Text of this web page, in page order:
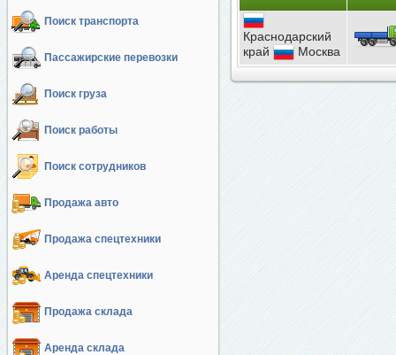
Поиск транспорта
Пассажирские перевозки
Поиск груза
Поиск работы
Поиск сотрудников
Продажа авто
Продажа спецтехники
Аренда спецтехники
Продажа склада
Аренда склада
Краснодарский
край
Москва